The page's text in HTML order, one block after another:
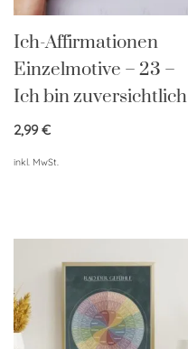
Ich-Affirmationen
Einzelmotive – 23 –
Ich bin zuversichtlich
2,99€
inkl. MwSt.